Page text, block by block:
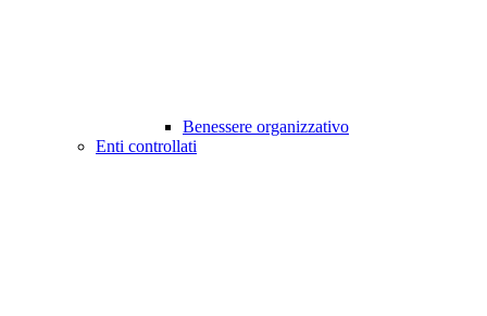
Benessere organizzativo
Enti controllati